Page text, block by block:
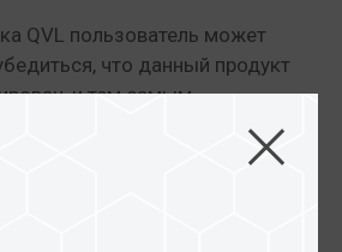
QVL пользователь может
что данный продукт
и тем самым
совместимости, таких